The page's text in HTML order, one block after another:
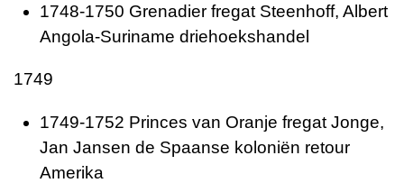
1748-1750 Grenadier fregat Steenhoff, Albert
Angola-Suriname driehoekshandel
1749
1749-1752 Princes van Oranje fregat Jonge,
Jan Jansen de Spaanse koloniën retour
Amerika